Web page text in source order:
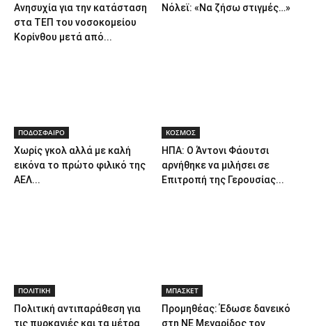
Ανησυχία για την κατάσταση
στα ΤΕΠ του νοσοκομείου
Κορίνθου μετά από...
Nόλεϊ: «Να ζήσω στιγμές…»
ΠΟΔΟΣΦΑΙΡΟ
Χωρίς γκολ αλλά με καλή
εικόνα το πρώτο φιλικό της
ΑΕΛ...
ΚΟΣΜΟΣ
ΗΠΑ: Ο Άντονι Φάουτσι
αρνήθηκε να μιλήσει σε
Επιτροπή της Γερουσίας...
ΠΟΛΙΤΙΚΗ
Πολιτική αντιπαράθεση για
τις πυρκαγιές και τα μέτρα
ΜΠΑΣΚΕΤ
Προμηθέας: Έδωσε δανεικό
στη ΝΕ Μεγαρίδος τον